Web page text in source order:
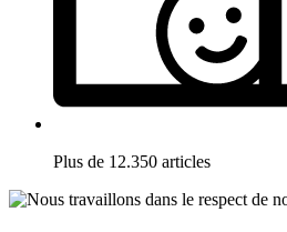
Plus de 12.350 articles